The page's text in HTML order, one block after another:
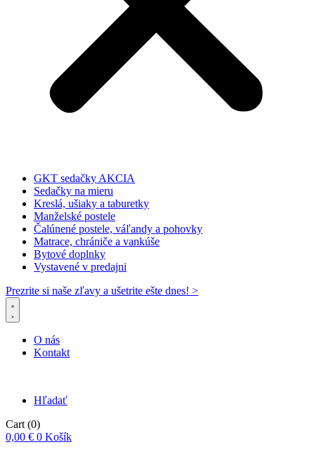
GKT sedačky AKCIA
Sedačky na mieru
Kreslá, ušiaky a taburetky
Manželské postele
Čalúnené postele, váľandy a pohovky
Matrace, chrániče a vankúše
Bytové doplnky
Vystavené v predajni
Prezrite si naše zľavy a ušetrite ešte dnes! >​
O nás
Kontakt
Hľadať
Cart (0)
0,00 € 0 Košík